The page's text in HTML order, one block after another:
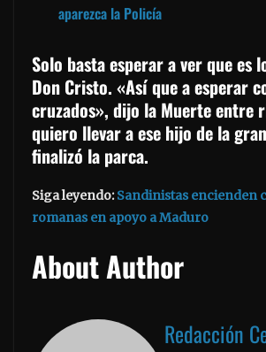
aparezca la Policía
Solo basta esperar a ver que es
Don Cristo. «Así que a esperar
cruzados», dijo la Muerte entre
quiero llevar a ese hijo de la
finalizó la parca.
Siga leyendo:Sandinistas encienden
romanas en apoyo a Maduro
About Author
Redacción